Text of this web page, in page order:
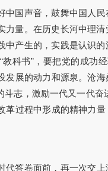
中国声音，鼓舞中国人
量。在历史长河中理
产生的，实践是认识
科书”，要把党的成功
发展的动力和源泉。沧
志，激励一代又一代
革过程中形成的精神力
代答卷面前，再一次交